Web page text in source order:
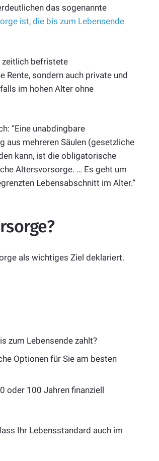
das sogenannte
ist, die bis zum Lebensende
zeitlich befristete
Rente, sondern auch private und
im hohen Alter ohne
“Eine unabdingbare
aus mehreren Säulen (gesetzliche
kann, ist die obligatorische
Altersvorsorge. … Es geht um
Lebensabschnitt im Alter.“
als wichtiges Ziel deklariert.
zum Lebensende zahlt?
Optionen für Sie am besten
oder 100 Jahren finanziell
Ihr Lebensstandard auch im